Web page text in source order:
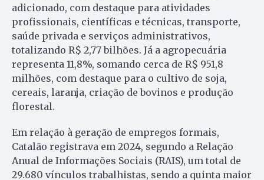
adicionado, com destaque para atividades
profissionais, científicas e técnicas, transporte,
saúde privada e serviços administrativos,
totalizando R$ 2,77 bilhões. Já a agropecuária
representa 11,8%, somando cerca de R$ 951,8
milhões, com destaque para o cultivo de soja,
cereais, laranja, criação de bovinos e produção
florestal.
Em relação à geração de empregos formais,
Catalão registrava em 2024, segundo a Relação
Anual de Informações Sociais (RAIS), um total de
29.680 vínculos trabalhistas, sendo a quinta maior